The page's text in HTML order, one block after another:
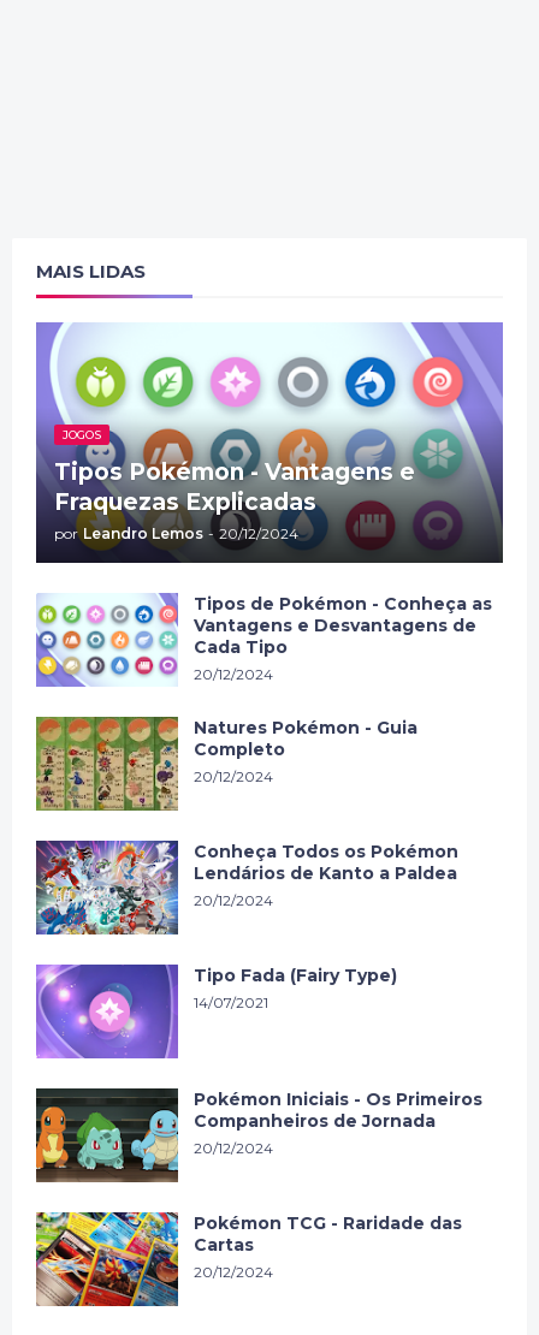
MAIS LIDAS
JOGOS
Tipos Pokémon - Vantagens e
Fraquezas Explicadas
por Leandro Lemos - 20/12/2024
Tipos de Pokémon - Conheça as
Vantagens e Desvantagens de
Cada Tipo
20/12/2024
Natures Pokémon - Guia
Completo
20/12/2024
Conheça Todos os Pokémon
Lendários de Kanto a Paldea
20/12/2024
Tipo Fada (Fairy Type)
14/07/2021
Pokémon Iniciais - Os Primeiros
Companheiros de Jornada
20/12/2024
Pokémon TCG - Raridade das
Cartas
20/12/2024